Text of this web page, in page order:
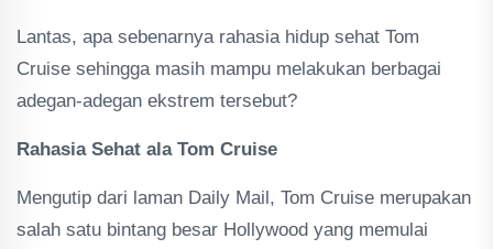
Lantas, apa sebenarnya rahasia hidup sehat Tom
Cruise sehingga masih mampu melakukan berbagai
adegan-adegan ekstrem tersebut?
Rahasia Sehat ala Tom Cruise
Mengutip dari laman Daily Mail, Tom Cruise merupakan
salah satu bintang besar Hollywood yang memulai